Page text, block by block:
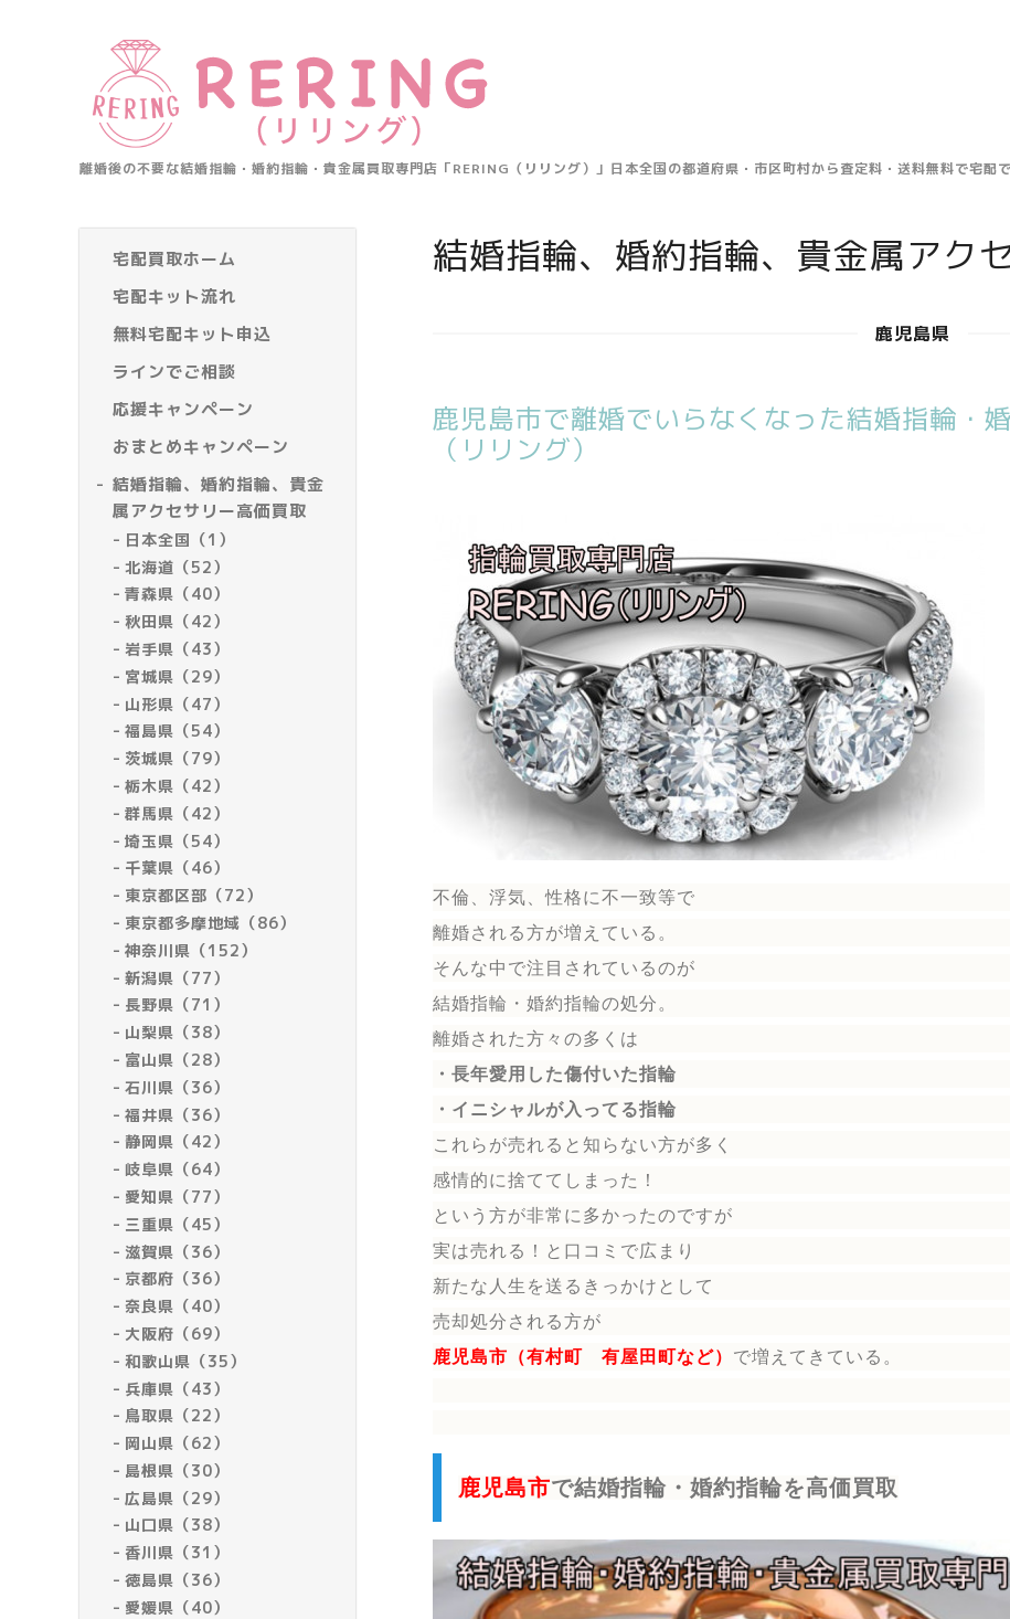
離婚後の不要な結婚指輪・婚約指輪・貴金属買取専門店「RERING（リリング）」日本全国の都道府県・市区町村から査定料・送料無料で宅配
宅配買取ホーム
宅配キット流れ
無料宅配キット申込
ラインでご相談
応援キャンペーン
おまとめキャンペーン
結婚指輪、婚約指輪、貴金
属アクセサリー高価買取
日本全国（1）
北海道（52）
青森県（40）
秋田県（42）
岩手県（43）
宮城県（29）
山形県（47）
福島県（54）
茨城県（79）
栃木県（42）
群馬県（42）
埼玉県（54）
千葉県（46）
東京都区部（72）
東京都多摩地域（86）
神奈川県（152）
新潟県（77）
長野県（71）
山梨県（38）
富山県（28）
石川県（36）
福井県（36）
静岡県（42）
岐阜県（64）
愛知県（77）
三重県（45）
滋賀県（36）
京都府（36）
奈良県（40）
大阪府（69）
和歌山県（35）
兵庫県（43）
鳥取県（22）
岡山県（62）
島根県（30）
広島県（29）
山口県（38）
香川県（31）
徳島県（36）
愛媛県（40）
結婚指輪、婚約指輪、貴金属アク
鹿児島県
鹿児島市で離婚でいらなくなった結婚指輪・
（リリング）
不倫、浮気、性格に不一致等で
離婚される方が増えている。
そんな中で注目されているのが
結婚指輪 ・婚約指輪の処分。
離婚された方々の多くは
・長年愛用した傷付いた指輪
・イニシャルが入ってる指輪
これらが売れると知らない方が多く
感情的に捨ててしまった！
という方が非常に多かったのですが
実は売れる！と口コミで広まり
新たな人生を送る きっかけとして
売却処分される方が
鹿児島市（有村町 有屋田町など） で増えてきている。
鹿児島市で結婚指輪・婚約指輪を高価買取